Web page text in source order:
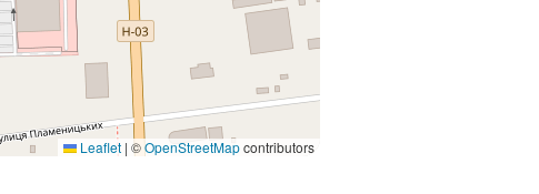
Leaflet | ©OpenStreetMapcontributors